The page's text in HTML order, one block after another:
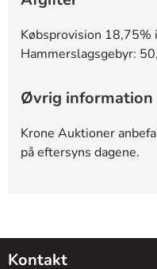
Købsprovision 18,75%
Hammerslagsgebyr:
Øvrig information
Krone Auktioner
på eftersyns dagene.
Kontakt